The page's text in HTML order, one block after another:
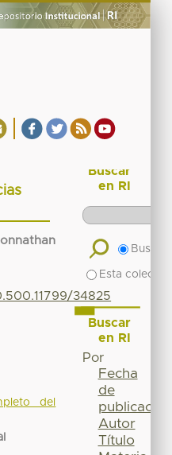
34825
del
Buscar
en RI
Buscar
Esta
Buscar
en RI
Por
Fecha
de
publicación
Autor
Título